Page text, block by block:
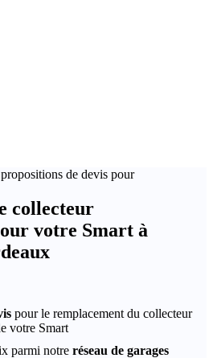
de devis pour
collecteur
votre Smart à
pour le remplacement du collecteur
votre Smart
parmi notre réseau de garages